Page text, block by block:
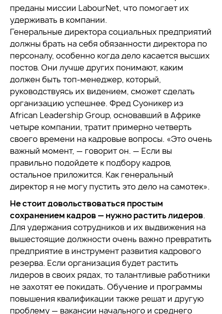
преданы миссии LabourNet, что помогает их
удерживать в компании.
Генеральные директора социальных предприятий
должны брать на себя обязанности директора по
персоналу, особенно когда дело касается высших
постов. Они лучше других понимают, каким
должен быть топ-менеджер, который,
руководствуясь их видением, сможет сделать
организацию успешнее. Фред Суоникер из
African Leadership Group, основавший в Африке
четыре компании, тратит примерно четверть
своего времени на кадровые вопросы. «Это очень
важный момент, — говорит он. — Если вы
правильно подойдете к подбору кадров,
остальное приложится. Как генеральный
директор я не могу пустить это дело на самотек».
Не стоит довольствоваться простым
сохранением кадров — нужно растить лидеров.
Для удержания сотрудников и их выдвижения на
вышестоящие должности очень важно превратить
предприятие в инструмент развития кадрового
резерва. Если организация будет растить
лидеров в своих рядах, то талантливые работники
не захотят ее покидать. Обучение и программы
повышения квалификации также решат и другую
проблему — вакансии начального и среднего